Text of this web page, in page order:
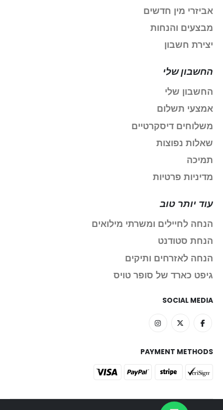
אביזרי מין חדשים
מבצעים והנחות
יצירת חשבון
החשבון שלי
החשבון שלי
אמצעי תשלום
משלוחים דיסקרטיים
שאלות נפוצות
תמיכה
מדיניות פרטיות
עוד יותר טוב
הנחה לחיילים ומשרתי מילואים
הנחת סטודנט
הנחה לאזרחים ותיקים
גיפט כארד של סופר טויס
SOCIAL MEDIA
PAYMENT METHODS